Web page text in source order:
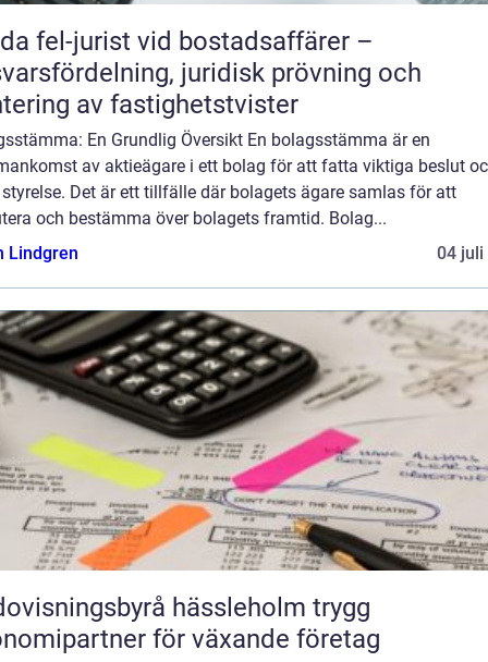
fel-jurist vid bostadsaffärer –
juridisk prövning och
av fastighetstvister
En Grundlig Översikt En bolagsstämma är en
av aktieägare i ett bolag för att fatta viktiga beslut
Det är ett tillfälle där bolagets ägare samlas för att
och bestämma över bolagets framtid. Bolag...
Lindgren
04 juli
hässleholm trygg
för växande företag